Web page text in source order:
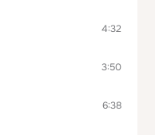
4:32
3:50
6:38